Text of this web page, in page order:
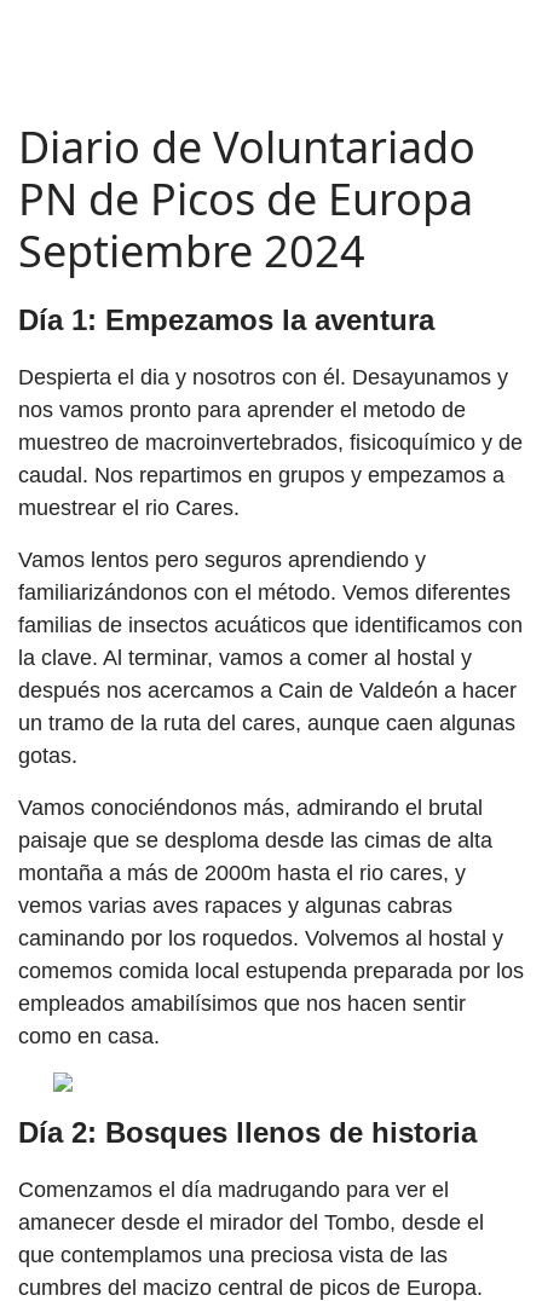
Diario de Voluntariado
PN de Picos de Europa
Septiembre 2024
Día 1: Empezamos la aventura
Despierta el dia y nosotros con él. Desayunamos y
nos vamos pronto para aprender el metodo de
muestreo de macroinvertebrados, fisicoquímico y de
caudal. Nos repartimos en grupos y empezamos a
muestrear el rio Cares.
Vamos lentos pero seguros aprendiendo y
familiarizándonos con el método. Vemos diferentes
familias de insectos acuáticos que identificamos con
la clave. Al terminar, vamos a comer al hostal y
después nos acercamos a Cain de Valdeón a hacer
un tramo de la ruta del cares, aunque caen algunas
gotas.
Vamos conociéndonos más, admirando el brutal
paisaje que se desploma desde las cimas de alta
montaña a más de 2000m hasta el rio cares, y
vemos varias aves rapaces y algunas cabras
caminando por los roquedos. Volvemos al hostal y
comemos comida local estupenda preparada por los
empleados amabilísimos que nos hacen sentir
como en casa.
Día 2: Bosques llenos de historia
Comenzamos el día madrugando para ver el
amanecer desde el mirador del Tombo, desde el
que contemplamos una preciosa vista de las
cumbres del macizo central de picos de Europa.